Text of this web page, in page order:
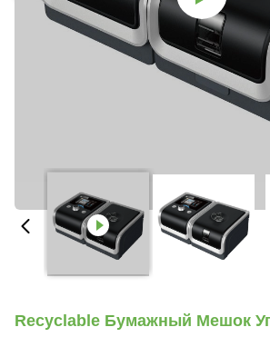
Recyclable Бумажный Мешок